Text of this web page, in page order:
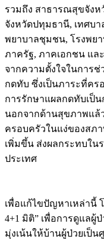
รวมถึง สาธารณสุขจัง
จังหวัดปทุมธานี, เทศบา
พยาบาลชุมชน, โรงพย
ภาครัฐ, ภาคเอกชน แล
จากความตั้งใจในการช่
กดทับ ซึ่งเป็นภาระที่คร
การรักษาแผลกดทับเป็
นอกจากด้านสุขภาพแล้
ครอบครัวในแง่ของสภ
เพิ่มขึ้น ส่งผลกระทบใน
ประเทศ
เพื่อแก้ไขปัญหาเหล่านี้
4+1 มิติ” เพื่อการดูแลผู้
มุ่งเน้นให้บ้านผู้ป่วยเป็นศู